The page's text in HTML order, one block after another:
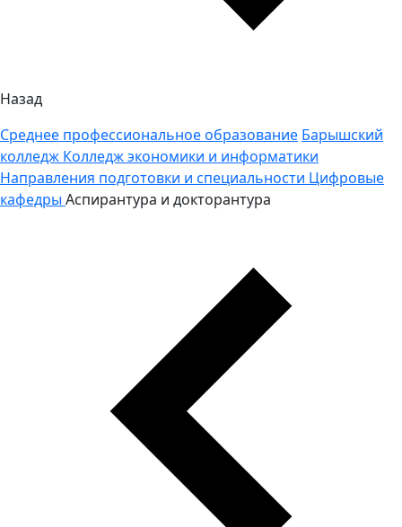
Назад
Среднее профессиональное образование Барышский
колледж Колледж экономики и информатики
Направления подготовки и специальности Цифровые
кафедры Аспирантура и докторантура